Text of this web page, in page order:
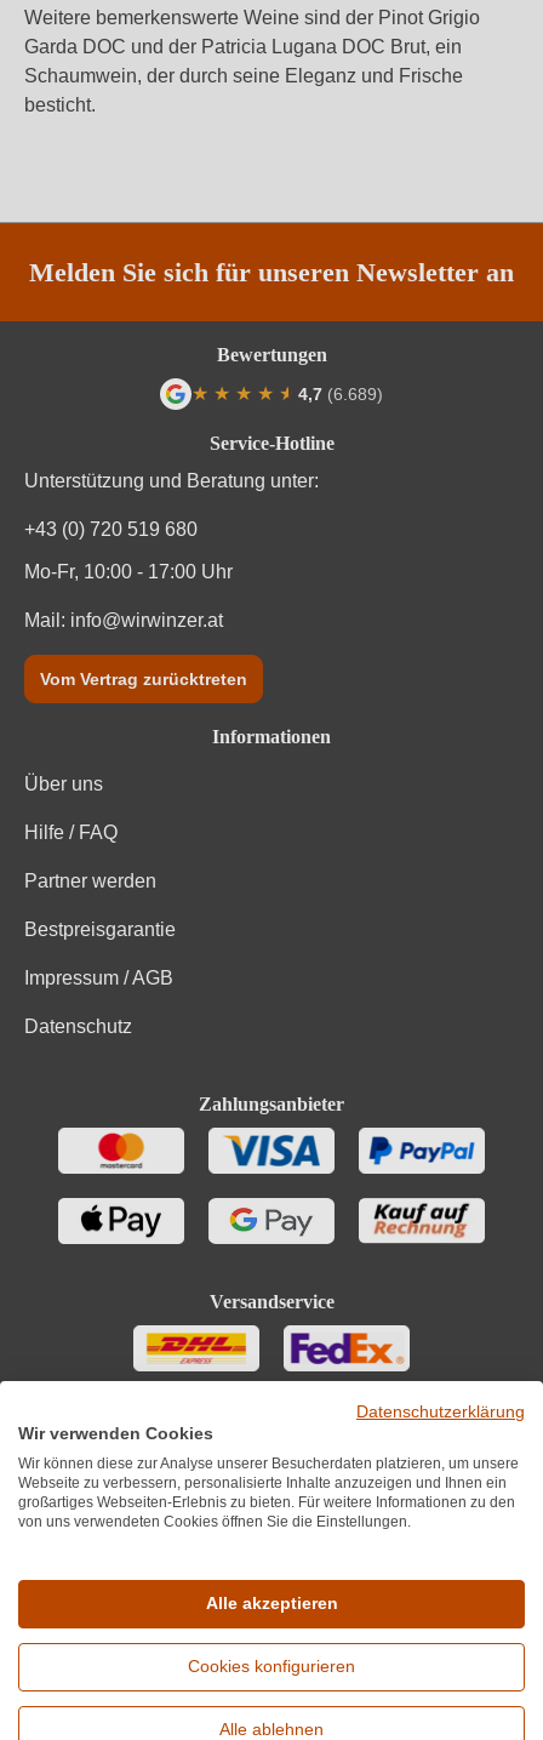
Weitere bemerkenswerte Weine sind der Pinot Grigio
Garda DOC und der Patricia Lugana DOC Brut, ein
Schaumwein, der durch seine Eleganz und Frische
besticht.
Melden Sie sich für unseren Newsletter an
Service-Hotline
Unterstützung und Beratung unter:
+43 (0) 720 519 680
Mo-Fr, 10:00 - 17:00 Uhr
Mail: info@wirwinzer.at
Vom Vertrag zurücktreten
Informationen
Über uns
Hilfe / FAQ
Partner werden
Bestpreisgarantie
Impressum / AGB
Datenschutz
Zahlungsanbieter
Versandservice
Bewertungen
★ ★ ★ ★ ★
★ 4,7 (6.689)
*Alle Preise inkl. MwST zzgl. 5,90€ Versandkosten je Winzer.
Versandkostenfrei ab 12 Flaschen je Winzer.
Datenschutzerklärung
Wir verwenden Cookies
Wir können diese zur Analyse unserer Besucherdaten platzieren, um unsere
Webseite zu verbessern, personalisierte Inhalte anzuzeigen und Ihnen ein
großartiges Webseiten-Erlebnis zu bieten. Für weitere Informationen zu den
von uns verwendeten Cookies öffnen Sie die Einstellungen.
Alle akzeptieren
Cookies konfigurieren
Alle ablehnen